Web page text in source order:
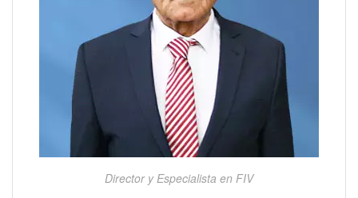
Director y Especialista en FIV